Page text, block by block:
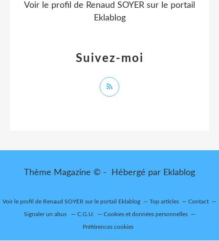
Suivez-moi
Voir le profil de Renaud SOYER sur le portail
Eklablog
Thème Magazine © - Hébergé par Eklablog
Voir le profil de Renaud SOYER sur le portail Eklablog Top articles Contact
Signaler un abus C.G.U. Cookies et données personnelles
Préférences cookies